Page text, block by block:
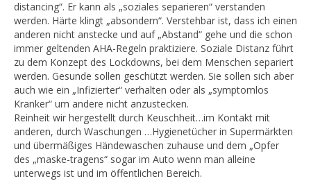
distancing“. Er kann als „soziales separieren“ verstanden
werden. Härte klingt „absondern“. Verstehbar ist, dass ich einen
anderen nicht anstecke und auf „Abstand“ gehe und die schon
immer geltenden AHA-Regeln praktiziere. Soziale Distanz führt
zu dem Konzept des Lockdowns, bei dem Menschen separiert
werden. Gesunde sollen geschützt werden. Sie sollen sich aber
auch wie ein „Infizierter“ verhalten oder als „symptomlos
Kranker“ um andere nicht anzustecken.
Reinheit wir hergestellt durch Keuschheit…im Kontakt mit
anderen, durch Waschungen …Hygienetücher in Supermärkten
und übermäßiges Händewaschen zuhause und dem „Opfer
des „maske-tragens“ sogar im Auto wenn man alleine
unterwegs ist und im öffentlichen Bereich.